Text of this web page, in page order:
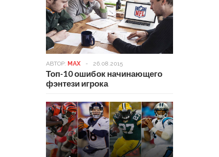
АВТОР: MAX - 26.08.2015
Топ-10 ошибок начинающего
фэнтези игрока